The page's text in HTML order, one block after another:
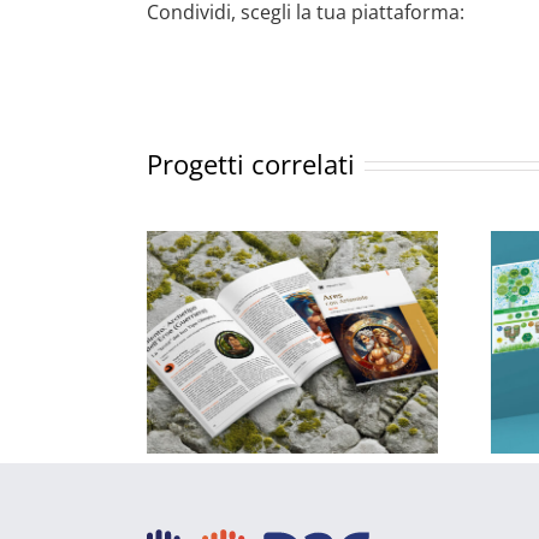
Condividi, scegli la tua piattaforma:
Progetti correlati